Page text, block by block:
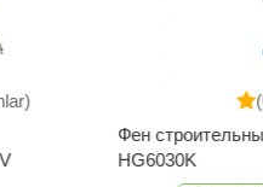
Фен
HG6030K